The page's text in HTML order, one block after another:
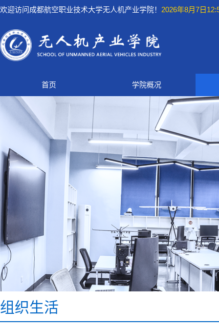
欢迎访问成都航空职业技术大学无人机产业学院！ 2026年8月7日
首页 学院概况
组织生活